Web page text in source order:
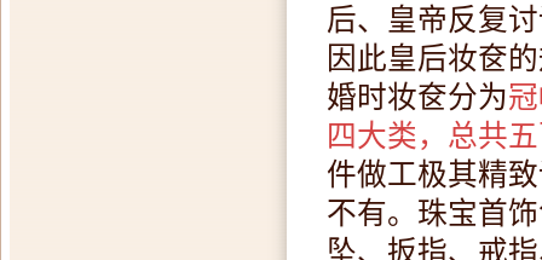
后、皇帝反复
因此皇后妆奁
婚时妆奁分为
四大类，总共
件做工极其精
不有。珠宝首
坠、扳指、戒